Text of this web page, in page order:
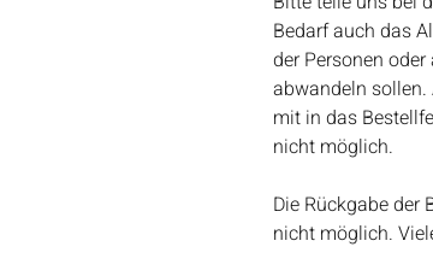
Bedarf auch das
der Personen
abwandeln
mit in das
nicht möglich.
Die Rückgabe der
nicht möglich.